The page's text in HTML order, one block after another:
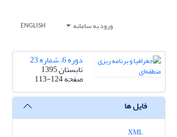
ورود به سامانه ENGLISH
دوره 6، شماره 23
تابستان 1395
صفحه113-124
فایل ها